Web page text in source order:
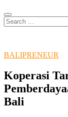
Search
…
BALIPRENEUR
Koperasi
Bali